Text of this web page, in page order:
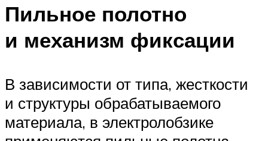
Пильное полотно
и механизм фиксации
В зависимости от типа, жесткости
и структуры обрабатываемого
материала, в электролобзике